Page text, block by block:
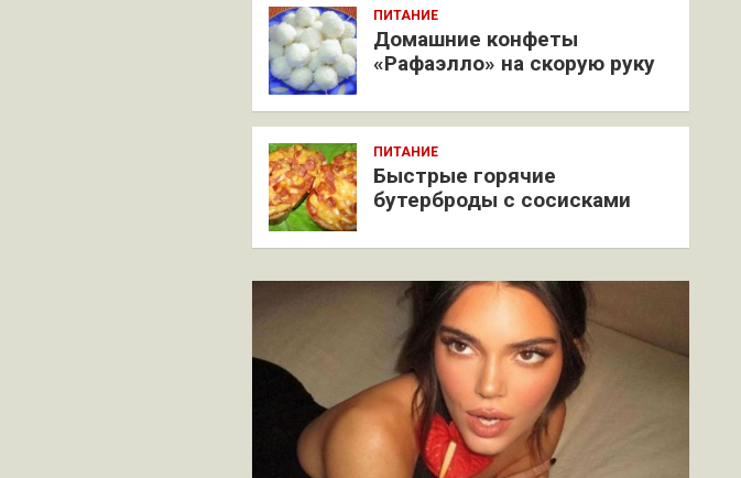
ПИТАНИЕ
Домашние конфеты
«Рафаэлло» на скорую руку
ПИТАНИЕ
Быстрые горячие
бутерброды с сосисками